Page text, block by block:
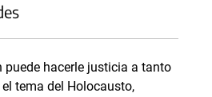
puede hacerle justicia a tanto
tema del Holocausto,